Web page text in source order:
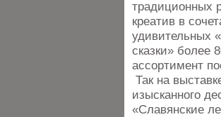
традиционных
креатив в
удивительных
сказки» более
ассортимент
Так на
изысканного
«Славянские